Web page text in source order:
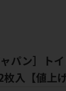
ャパン］ト
入【値上